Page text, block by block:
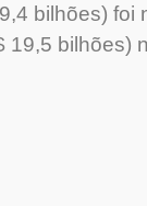
bilhões) foi
19,5 bilhões)